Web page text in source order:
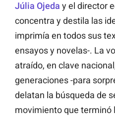
Júlia Ojeda y el director
concentra y destila las
imprimía en todos sus
ensayos y novelas-. La
atraído, en clave
generaciones -para
delatan la búsqueda de
movimiento que terminó